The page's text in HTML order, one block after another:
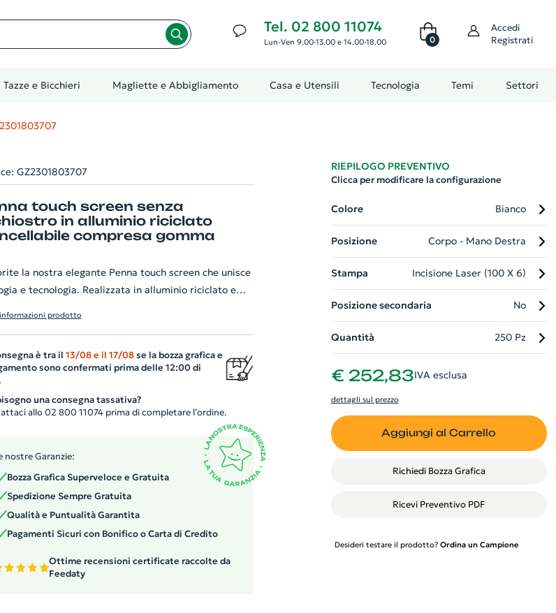
Tel. 02 800 11074
Lun-Ven 9.00-13.00 e 14.00-18.00 0
Accedi
Registrati
Tazze e Bicchieri Magliette e Abbigliamento Casa e Utensili Tecnologia Temi Settori
GZ2301803707
touch screen senza
in alluminio riciclato
compresa gomma
la nostra elegante Penna touch screen che unisce
e tecnologia. Realizzata in alluminio riciclato e
di ø8×145 mm la rendono maneggevole e
da portare sempre con voi. Inoltre, è dotata di un
capacitivo per tutti i vostri dispositivi touch e di
cancellabe. Il gadget aziendale perfetto e
prodotto
è tra il 13/08 e il 17/08se la bozza grafica e
sono confermati prima delle 12:00 di
una consegna tassativa?
allo 02 800 11074 prima di completare l’ordine.
nostre Garanzie:
Bozza Grafica Superveloce e Gratuita
Spedizione Sempre Gratuita
Qualità e Puntualità Garantita
Pagamenti Sicuri con Bonifico o Carta di Credito
Ottime recensioni certificate raccolte da
Feedaty
RIEPILOGO PREVENTIVO
Clicca per modificare la configurazione
Colore Bianco
Posizione Corpo - Mano Destra
Stampa Incisione Laser (100 X 6)
Posizione secondaria No
Quantità 250 Pz
€ 252,83IVA esclusa
dettagli sul prezzo
Aggiungi al Carrello
Richiedi Bozza Grafica
Ricevi Preventivo PDF
Desideri testare il prodotto? Ordina un Campione